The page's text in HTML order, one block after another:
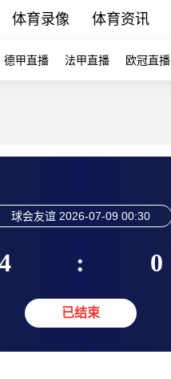
体育录像 体育资讯
德甲直播 法甲直播 欧冠直播
球会友谊 2026-07-09 00:30
: 0
已结束